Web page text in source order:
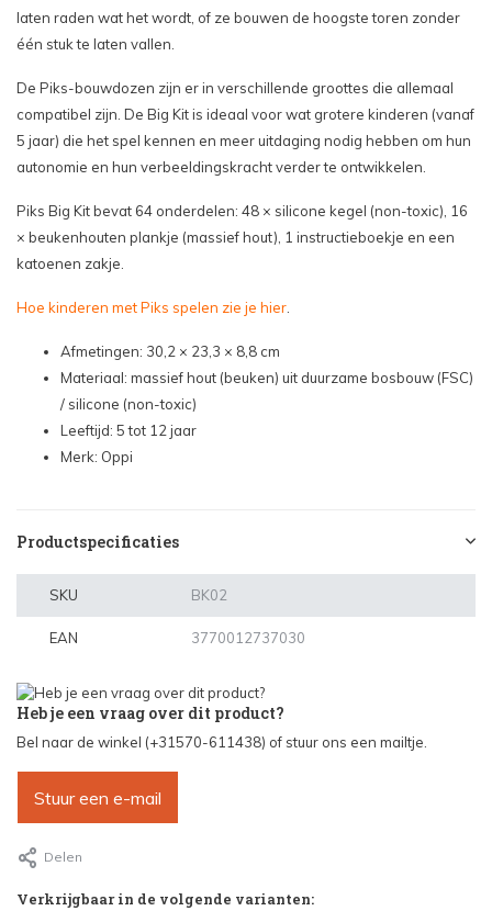
laten raden wat het wordt, of ze bouwen de hoogste toren zonder
één stuk te laten vallen.
De Piks-bouwdozen zijn er in verschillende groottes die allemaal
compatibel zijn. De Big Kit is ideaal voor wat grotere kinderen (vanaf
5 jaar) die het spel kennen en meer uitdaging nodig hebben om hun
autonomie en hun verbeeldingskracht verder te ontwikkelen.
Piks Big Kit bevat 64 onderdelen: 48 × silicone kegel (non-toxic), 16
× beukenhouten plankje (massief hout), 1 instructieboekje en een
katoenen zakje.
Hoe kinderen met Piks spelen zie je hier.
Afmetingen: 30,2 × 23,3 × 8,8 cm
Materiaal: massief hout (beuken) uit duurzame bosbouw (FSC)
/ silicone (non-toxic)
Leeftijd: 5 tot 12 jaar
Merk: Oppi
Productspecificaties
SKU BK02
EAN 3770012737030
Heb je een vraag over dit product?
Bel naar de winkel (+31570-611438) of stuur ons een mailtje.
Stuur een e-mail
Delen
Verkrijgbaar in de volgende varianten: